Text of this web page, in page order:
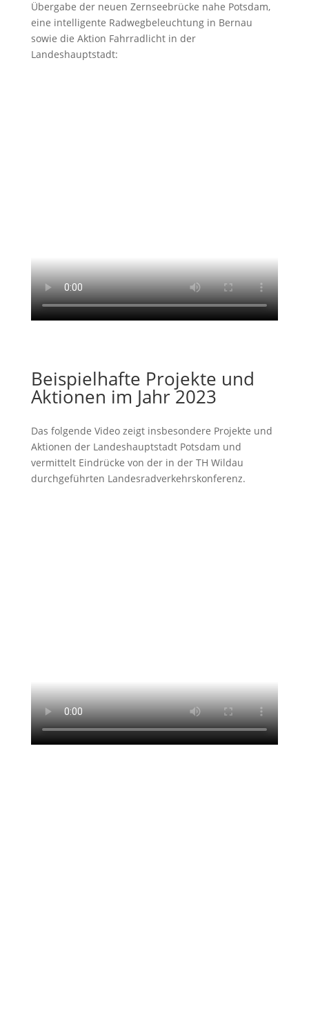
Übergabe der neuen Zernseebrücke nahe Potsdam,
eine intelligente Radwegbeleuchtung in Bernau
sowie die Aktion Fahrradlicht in der
Landeshauptstadt:
Beispielhafte Projekte und
Aktionen im Jahr 2023
Das folgende Video zeigt insbesondere Projekte und
Aktionen der Landeshauptstadt Potsdam und
vermittelt Eindrücke von der in der TH Wildau
durchgeführten Landesradverkehrskonferenz.